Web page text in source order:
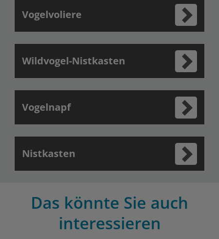
Vogelvoliere
Wildvogel-Nistkasten
Vogelnapf
Nistkasten
Das könnte Sie auch
interessieren